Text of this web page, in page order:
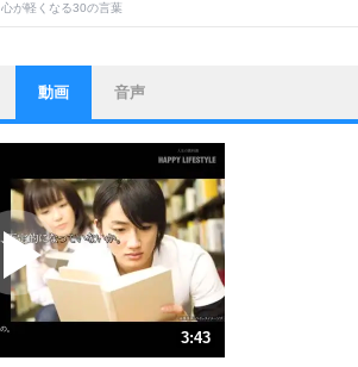
心が軽くなる30の言葉
ストレス対策
他人と比べない。
いっそのこと、他人を見ない。
いらいらしない人になる30の方法
プラス思考
ポジティブになれない原因は、行動しないから。
ポジティブ思考になる30の方法
ストレス対策
人生、なんとかなるもの。
気楽に生きる30の方法
動画 音声
3:43